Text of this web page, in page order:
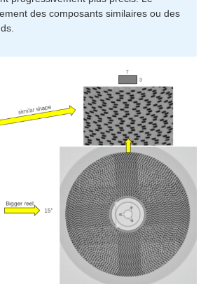
des composants similaires ou des